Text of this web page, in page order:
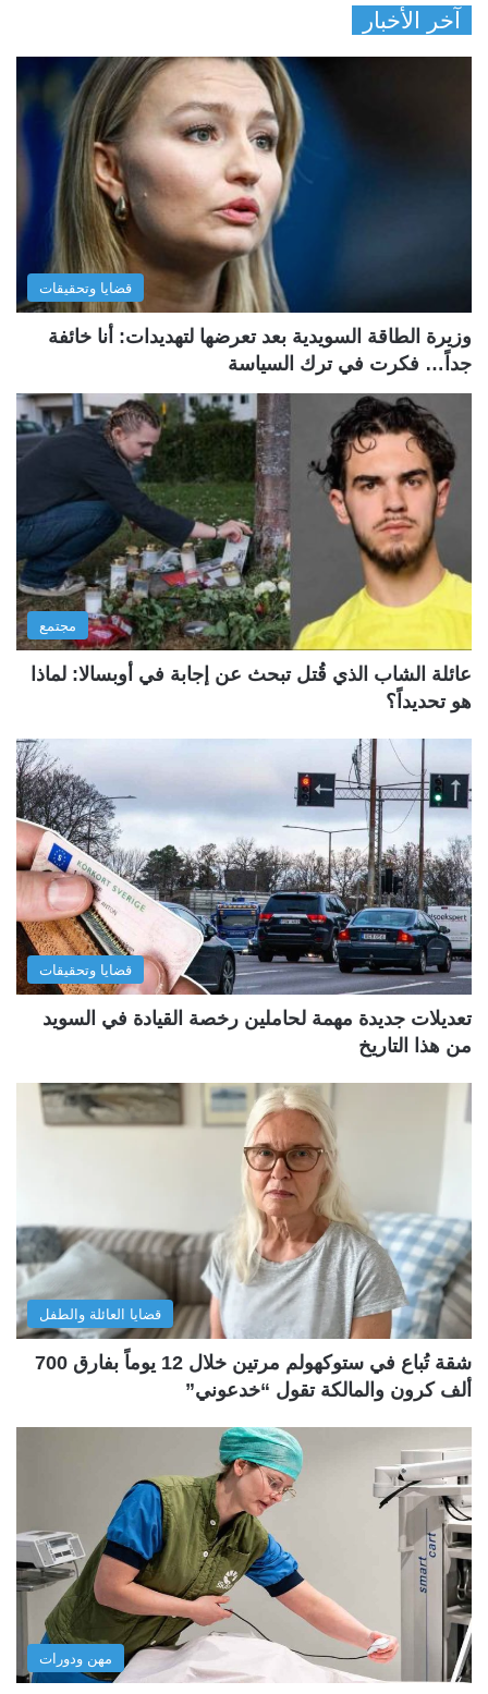
آخر الأخبار
قضايا وتحقيقات
وزيرة الطاقة السويدية بعد تعرضها لتهديدات: أنا خائفة
جداً… فكرت في ترك السياسة
مجتمع
عائلة الشاب الذي قُتل تبحث عن إجابة في أوبسالا: لماذا
هو تحديداً؟
قضايا وتحقيقات
تعديلات جديدة مهمة لحاملين رخصة القيادة في السويد
من هذا التاريخ
قضايا العائلة والطفل
شقة تُباع في ستوكهولم مرتين خلال 12 يوماً بفارق 700
ألف كرون والمالكة تقول “خدعوني”
مهن ودورات